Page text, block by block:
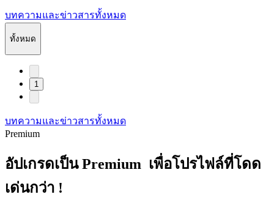
บทความและข่าวสารทั้งหมด
ทั้งหมด
1
บทความและข่าวสารทั้งหมด
Premium
อัปเกรดเป็นPremium เพื่อโปรไฟล์ที่โดด
เด่นกว่า !